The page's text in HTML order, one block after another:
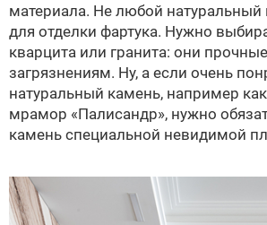
материала. Не любой натуральный
для отделки фартука. Нужно
кварцита или гранита: они
загрязнениям. Ну, а если очень
натуральный камень, например
мрамор «Палисандр», нужно
камень специальной невидимой